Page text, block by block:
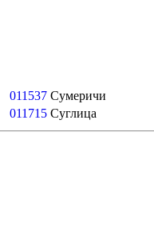
011537 Сумеричи
011715 Суглица